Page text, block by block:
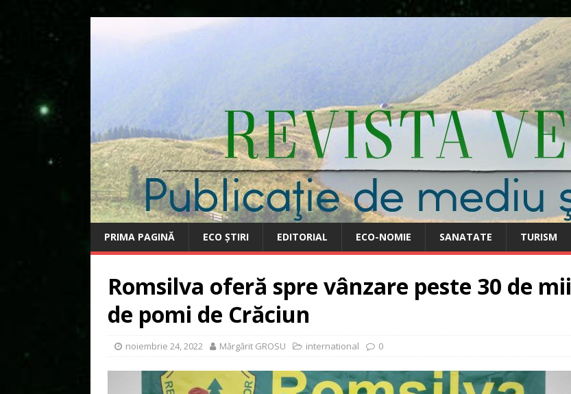
PRIMA PAGINĂ ECO ȘTIRI EDITORIAL ECO-NOMIE SANATATE TURISM
Romsilva oferă spre vânzare peste 30 de mii
de pomi de Crăciun
noiembrie 24, 2022 Mărgărit GROSU international 0